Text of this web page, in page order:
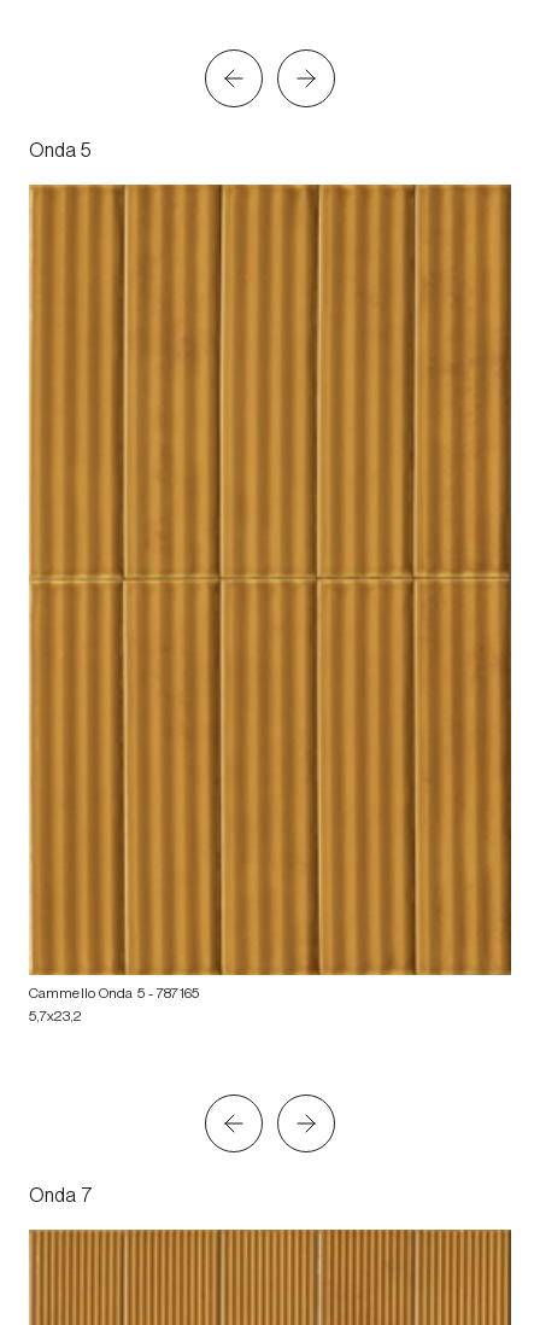
Onda 5
Cammello Onda 5- 787165
5,7x23,2
Onda 7